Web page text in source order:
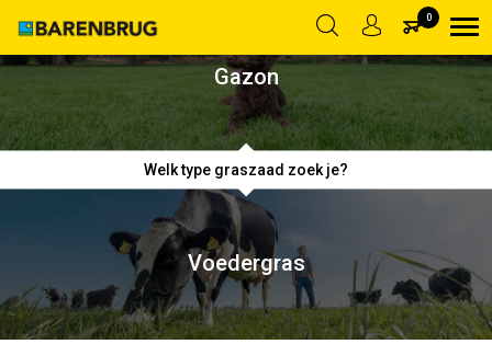
ACCOUNT AANMAKEN
0
Gazon
Voedergras
Welk type graszaad zoek je?